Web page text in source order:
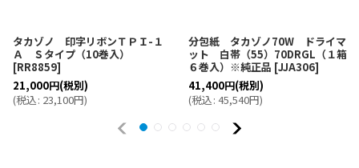
タカゾノ 印字リボンＴＰＩ-１
Ａ Ｓタイプ（10巻入）
[RR8859]
21,000円(税別)
(税込: 23,100円)
分包紙 タカゾノ70W ドライマ
ット 白帯（55）70DRGL（１箱
６巻入）※純正品 [JJA306]
41,400円(税別)
(税込: 45,540円)